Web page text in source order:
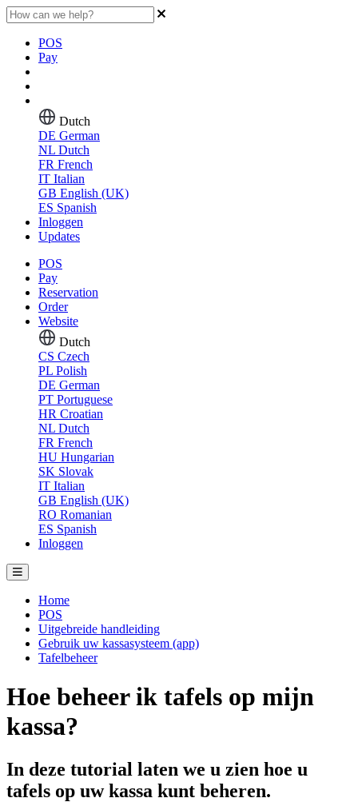
POS
Pay
Dutch
DE German
NL Dutch
FR French
IT Italian
GB English (UK)
ES Spanish
Inloggen
Updates
POS
Pay
Reservation
Order
Website
Dutch
CS Czech
PL Polish
DE German
PT Portuguese
HR Croatian
NL Dutch
FR French
HU Hungarian
SK Slovak
IT Italian
GB English (UK)
RO Romanian
ES Spanish
Inloggen
Home
POS
Uitgebreide handleiding
Gebruik uw kassasysteem (app)
Tafelbeheer
Hoe beheer ik tafels op mijn
kassa?
In deze tutorial laten we u zien hoe u
tafels op uw kassa kunt beheren.